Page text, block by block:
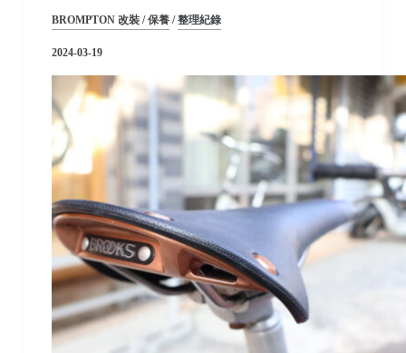
BROMPTON 改裝 / 保養/整理紀錄
2024-03-19